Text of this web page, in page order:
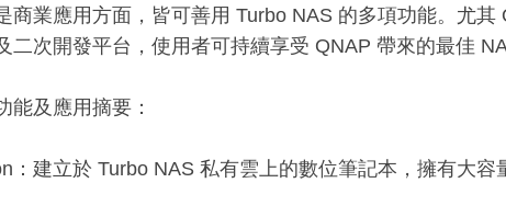
商業應用方面，皆可善用 Turbo NAS 的多項功能。尤其
二次開發平台，使用者可持續享受 QNAP 帶來的最佳
能及應用摘要：
：建立於 Turbo NAS 私有雲上的數位筆記本，擁有大容